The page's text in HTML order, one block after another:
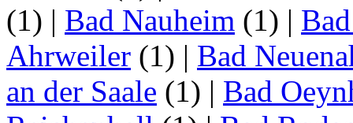
(1) | Bad Nauheim (1) |
Ahrweiler (1) | Bad
an der Saale (1) | Bad